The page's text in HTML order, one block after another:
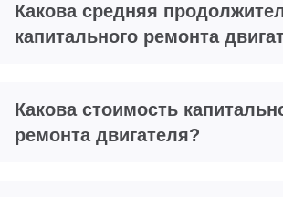
Какова средняя
капитального ремонта
Какова стоимость
ремонта двигателя?